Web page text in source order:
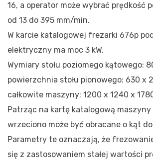
16, a operator może wybrać prędkość
od 13 do 395 mm/min.
W karcie katalogowej frezarki 676p
elektryczny ma moc 3 kW.
Wymiary stołu poziomego kątowego:
powierzchnia stołu pionowego: 630 x
całkowite maszyny: 1200 x 1240 x
Patrząc na kartę katalogową
wrzeciono może być obracane o kąt do
Parametry te oznaczają, że
się z zastosowaniem stałej wartości